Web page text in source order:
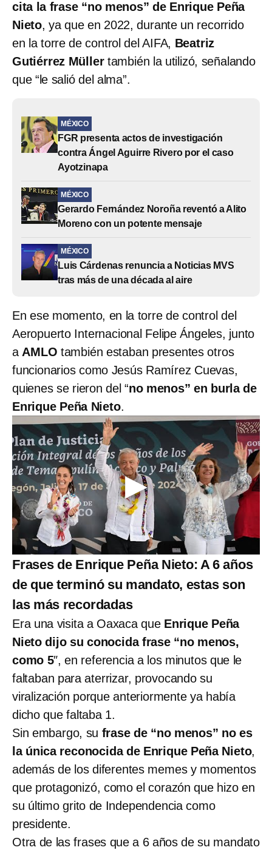
cita la frase “no menos” de Enrique Peña
Nieto, ya que en 2022, durante un recorrido
en la torre de control del AIFA, Beatriz
Gutiérrez Müllertambién la utilizó, señalando
que “le salió del alma”.
MÉXICO
FGR presenta actos de investigación
contra Ángel Aguirre Rivero por el caso
Ayotzinapa
MÉXICO
Gerardo Fernández Noroña reventó a Alito
Moreno con un potente mensaje
MÉXICO
Luis Cárdenas renuncia a Noticias MVS
tras más de una década al aire
En ese momento, en la torre de control del
Aeropuerto Internacional Felipe Ángeles, junto
a AMLO también estaban presentes otros
funcionarios como Jesús Ramírez Cuevas,
quienes se rieron del “no menos” en burla de
Enrique Peña Nieto.
Frases de Enrique Peña Nieto: A 6 años
de que terminó su mandato, estas son
las más recordadas
Era una visita a Oaxaca que Enrique Peña
Nieto dijo su conocida frase “no menos,
como 5″, en referencia a los minutos que le
faltaban para aterrizar, provocando su
viralización porque anteriormente ya había
dicho que faltaba 1.
Sin embargo, su frase de “no menos” no es
la única reconocida de Enrique Peña Nieto,
además de los diferentes memes y momentos
que protagonizó, como el corazón que hizo en
su último grito de Independencia como
presidente.
Otra de las frases que a 6 años de su mandato